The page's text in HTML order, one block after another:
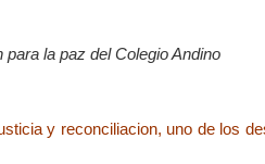
la paz del Colegio Andino
y reconciliacion, uno de los